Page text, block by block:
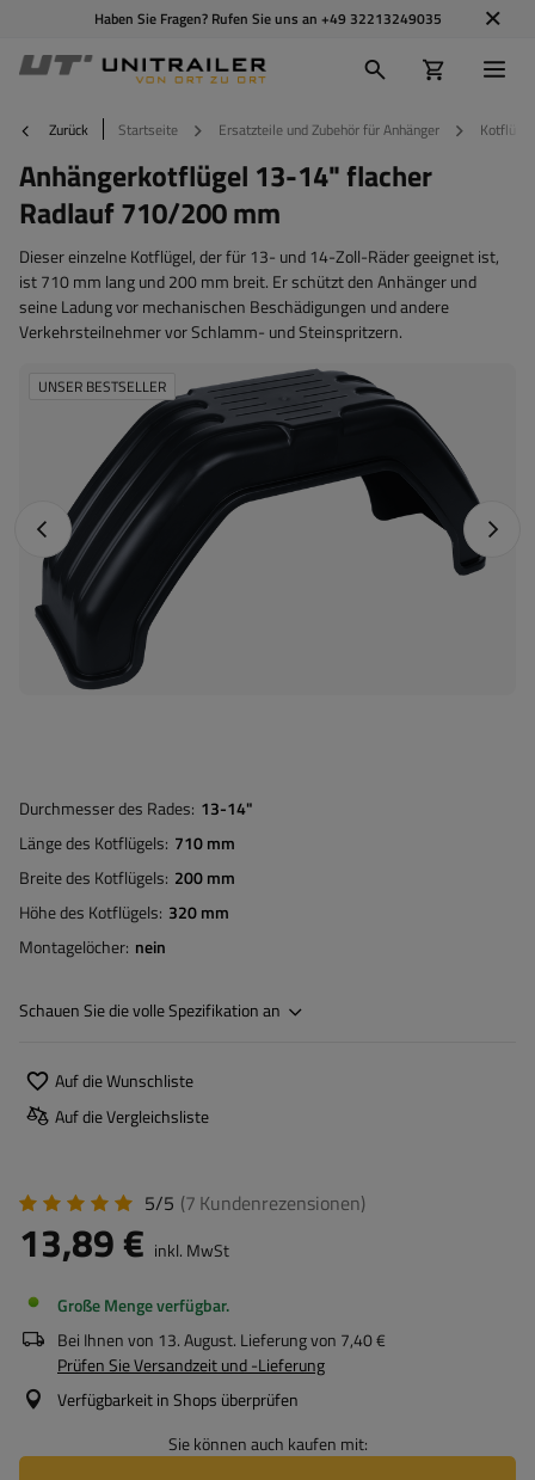
Haben Sie Fragen? Rufen Sie uns an +49 32213249035
Zurück Startseite Ersatzteile und Zubehör für Anhänger
Anhängerkotflügel 13-14" flacher
Radlauf 710/200 mm
Dieser einzelne Kotflügel, der für 13- und 14-Zoll-Räder geeignet ist,
ist 710 mm lang und 200 mm breit. Er schützt den Anhänger und
seine Ladung vor mechanischen Beschädigungen und andere
Verkehrsteilnehmer vor Schlamm- und Steinspritzern.
Vorheriges Foto
UNSER BESTSELLER
Durchmesser des Rades 13-14"
Länge des Kotflügels 710 mm
Breite des Kotflügels 200 mm
Höhe des Kotflügels 320 mm
Montagelöcher nein
Schauen Sie die volle Spezifikation an
Auf die Wunschliste
Auf die Vergleichsliste
5/5 (7 Kundenrezensionen)
13,89 € inkl. MwSt
Große Menge verfügbar
Bei Ihnen von 13. August. Lieferung von 7,40 €
Prüfen Sie Versandzeit und -Lieferung
Verfügbarkeit in Shops überprüfen
Sie können auch kaufen mit: